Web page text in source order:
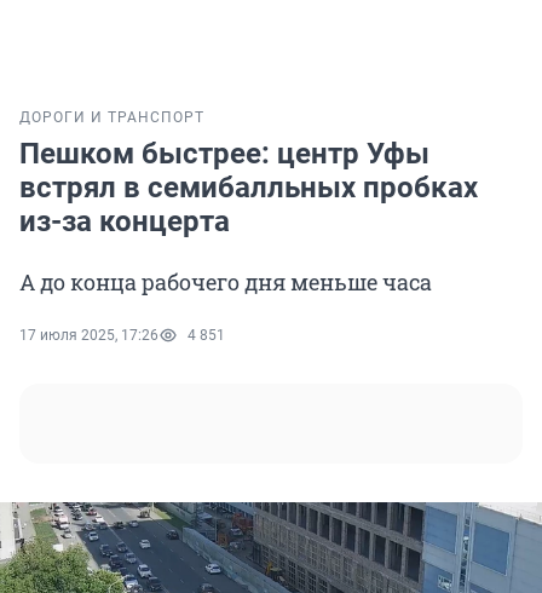
ДОРОГИ И ТРАНСПОРТ
Пешком быстрее: центр Уфы
встрял в семибалльных пробках
из-за концерта
А до конца рабочего дня меньше часа
17 июля 2025, 17:26 4 851